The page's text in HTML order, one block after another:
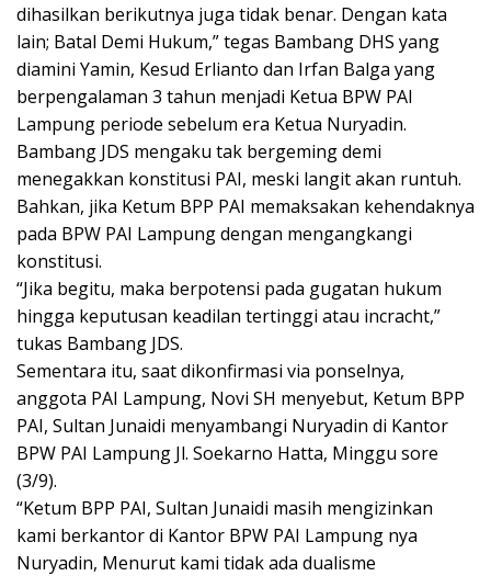
dihasilkan berikutnya juga tidak benar. Dengan kata
lain; Batal Demi Hukum,” tegas Bambang DHS yang
diamini Yamin, Kesud Erlianto dan Irfan Balga yang
berpengalaman 3 tahun menjadi Ketua BPW PAI
Lampung periode sebelum era Ketua Nuryadin.
Bambang JDS mengaku tak bergeming demi
menegakkan konstitusi PAI, meski langit akan runtuh.
Bahkan, jika Ketum BPP PAI memaksakan kehendaknya
pada BPW PAI Lampung dengan mengangkangi
konstitusi.
“Jika begitu, maka berpotensi pada gugatan hukum
hingga keputusan keadilan tertinggi atau incracht,”
tukas Bambang JDS.
Sementara itu, saat dikonfirmasi via ponselnya,
anggota PAI Lampung, Novi SH menyebut, Ketum BPP
PAI, Sultan Junaidi menyambangi Nuryadin di Kantor
BPW PAI Lampung Jl. Soekarno Hatta, Minggu sore
(3/9).
“Ketum BPP PAI, Sultan Junaidi masih mengizinkan
kami berkantor di Kantor BPW PAI Lampung nya
Nuryadin, Menurut kami tidak ada dualisme